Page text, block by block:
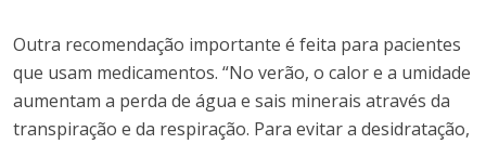
Outra recomendação importante é feita para pacientes
que usam medicamentos. “No verão, o calor e a umidade
aumentam a perda de água e sais minerais através da
transpiração e da respiração. Para evitar a desidratação,